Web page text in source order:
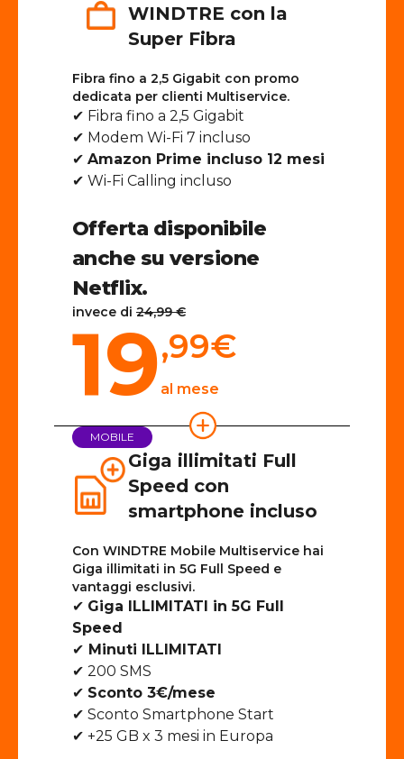
WINDTRE con la
Super Fibra
Fibra fino a 2,5 Gigabit con promo
dedicata per clienti Multiservice.
✔ Fibra fino a 2,5 Gigabit
✔ Modem Wi-Fi 7 incluso
✔ Amazon Prime incluso 12 mesi
✔ Wi-Fi Calling incluso
Offerta disponibile
anche su versione
Netflix.
invece di 24,99 €
19,99€
al mese
MOBILE
Giga illimitati Full
Speed con
smartphone incluso
Con WINDTRE Mobile Multiservice hai
Giga illimitati in 5G Full Speed e
vantaggi esclusivi.
✔ Giga ILLIMITATI in 5G Full
Speed
✔ Minuti ILLIMITATI
✔ 200 SMS
✔ Sconto 3€/mese
✔ Sconto Smartphone Start
✔ +25 GB x 3 mesi in Europa